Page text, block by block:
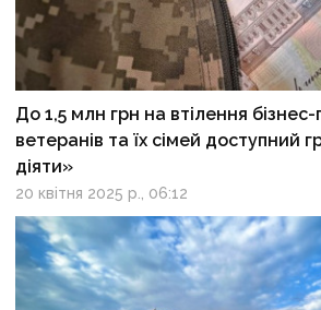
До 1,5 млн грн на втілення бізнес-
ветеранів та їх сімей доступний
діяти»
20 квітня 2025 р., 06:12